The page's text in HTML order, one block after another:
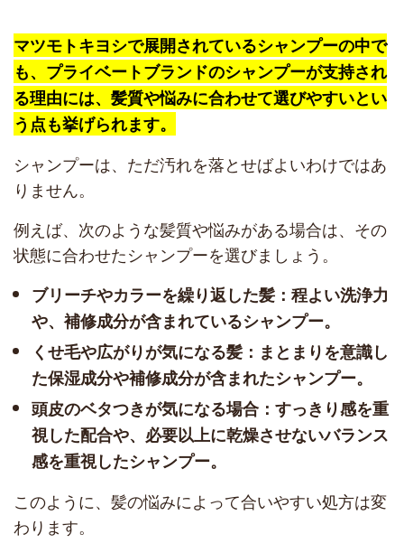
マツモトキヨシで展開されているシャンプーの中で
も、プライベートブランドのシャンプーが支持され
る理由には、髪質や悩みに合わせて選びやすいとい
う点も挙げられます。
シャンプーは、ただ汚れを落とせばよいわけではあ
りません。
例えば、次のような髪質や悩みがある場合は、その
状態に合わせたシャンプーを選びましょう。
ブリーチやカラーを繰り返した髪：程よい洗浄力
や、補修成分が含まれているシャンプー。
くせ毛や広がりが気になる髪：まとまりを意識し
た保湿成分や補修成分が含まれたシャンプー。
頭皮のベタつきが気になる場合：すっきり感を重
視した配合や、必要以上に乾燥させないバランス
感を重視したシャンプー。
このように、髪の悩みによって合いやすい処方は変
わります。